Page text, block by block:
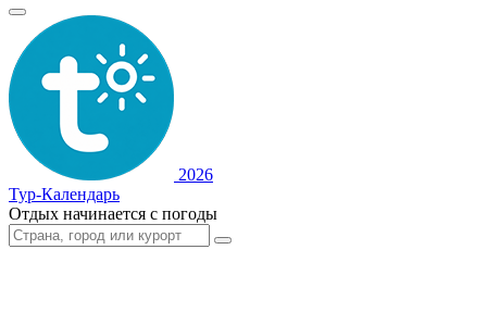
2026
Тур-Календарь
Отдых начинается с погоды